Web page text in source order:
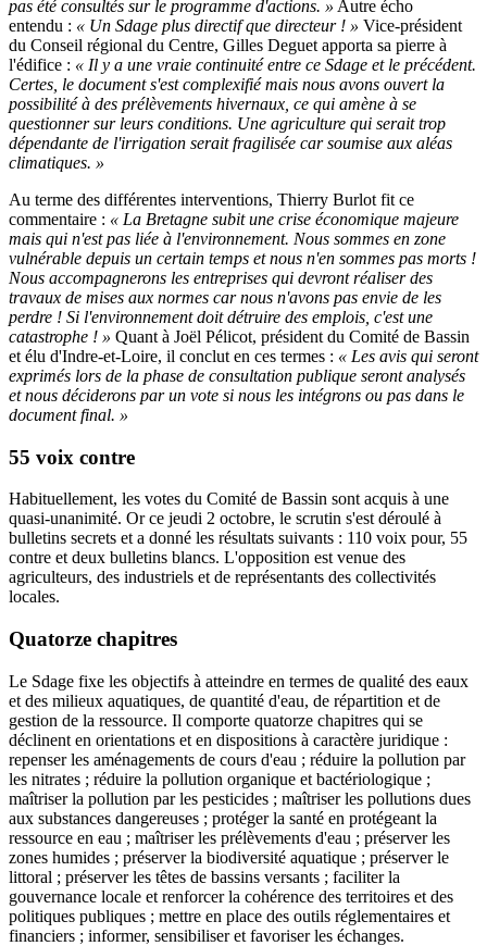
pas été consultés sur le programme d'actions. » Autre écho
entendu : « Un Sdage plus directif que directeur ! » Vice-président
du Conseil régional du Centre, Gilles Deguet apporta sa pierre à
l'édifice : « Il y a une vraie continuité entre ce Sdage et le précédent.
Certes, le document s'est complexifié mais nous avons ouvert la
possibilité à des prélèvements hivernaux, ce qui amène à se
questionner sur leurs conditions. Une agriculture qui serait trop
dépendante de l'irrigation serait fragilisée car soumise aux aléas
climatiques. »
Au terme des différentes interventions, Thierry Burlot fit ce
commentaire : « La Bretagne subit une crise économique majeure
mais qui n'est pas liée à l'environnement. Nous sommes en zone
vulnérable depuis un certain temps et nous n'en sommes pas morts !
Nous accompagnerons les entreprises qui devront réaliser des
travaux de mises aux normes car nous n'avons pas envie de les
perdre ! Si l'environnement doit détruire des emplois, c'est une
catastrophe ! » Quant à Joël Pélicot, président du Comité de Bassin
et élu d'Indre-et-Loire, il conclut en ces termes : « Les avis qui seront
exprimés lors de la phase de consultation publique seront analysés
et nous déciderons par un vote si nous les intégrons ou pas dans le
document final. »
55 voix contre
Habituellement, les votes du Comité de Bassin sont acquis à une
quasi-unanimité. Or ce jeudi 2 octobre, le scrutin s'est déroulé à
bulletins secrets et a donné les résultats suivants : 110 voix pour, 55
contre et deux bulletins blancs. L'opposition est venue des
agriculteurs, des industriels et de représentants des collectivités
locales.
Quatorze chapitres
Le Sdage fixe les objectifs à atteindre en termes de qualité des eaux
et des milieux aquatiques, de quantité d'eau, de répartition et de
gestion de la ressource. Il comporte quatorze chapitres qui se
déclinent en orientations et en dispositions à caractère juridique :
repenser les aménagements de cours d'eau ; réduire la pollution par
les nitrates ; réduire la pollution organique et bactériologique ;
maîtriser la pollution par les pesticides ; maîtriser les pollutions dues
aux substances dangereuses ; protéger la santé en protégeant la
ressource en eau ; maîtriser les prélèvements d'eau ; préserver les
zones humides ; préserver la biodiversité aquatique ; préserver le
littoral ; préserver les têtes de bassins versants ; faciliter la
gouvernance locale et renforcer la cohérence des territoires et des
politiques publiques ; mettre en place des outils réglementaires et
financiers ; informer, sensibiliser et favoriser les échanges.